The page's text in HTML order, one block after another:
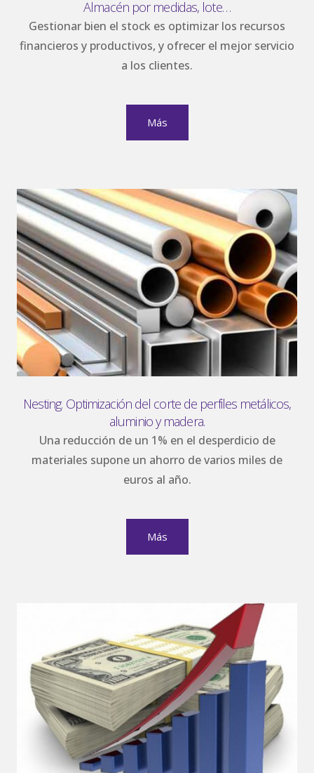
Almacén por medidas, lote…
Gestionar bien el stock es optimizar los recursos
financieros y productivos, y ofrecer el mejor servicio
a los clientes.
Más
Nesting. Optimización del corte de perfiles metálicos,
aluminio y madera.
Una reducción de un 1% en el desperdicio de
materiales supone un ahorro de varios miles de
euros al año.
Más